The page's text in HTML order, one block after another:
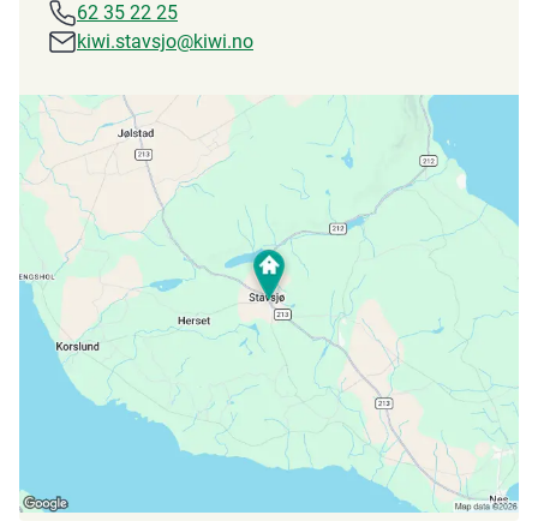
62 35 22 25
kiwi.stavsjo@kiwi.no